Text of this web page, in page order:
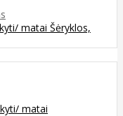
matai Šėryklos,
matai